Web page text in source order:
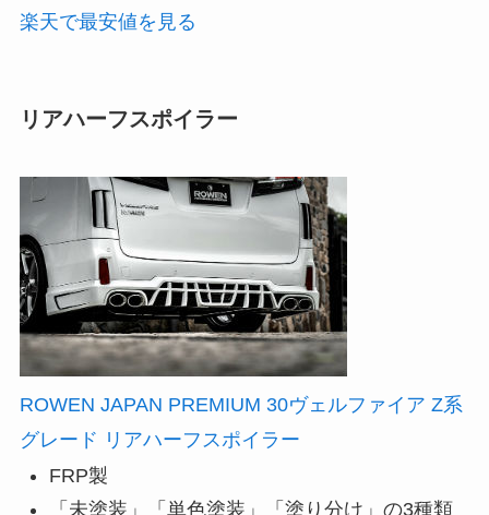
楽天で最安値を見る
リアハーフスポイラー
ROWEN JAPAN PREMIUM 30ヴェルファイア Z系
グレード リアハーフスポイラー
FRP製
「未塗装」「単色塗装」「塗り分け」の3種類